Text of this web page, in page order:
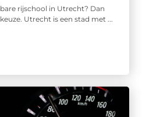
rijschool in Utrecht? Dan
Utrecht is een stad met ...